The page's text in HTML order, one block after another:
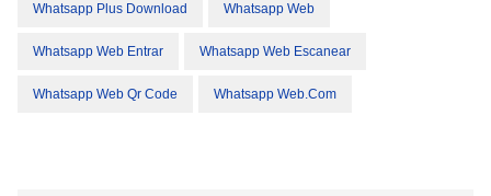
Whatsapp Plus Download Whatsapp Web
Whatsapp Web Entrar Whatsapp Web Escanear
Whatsapp Web Qr Code Whatsapp Web.com